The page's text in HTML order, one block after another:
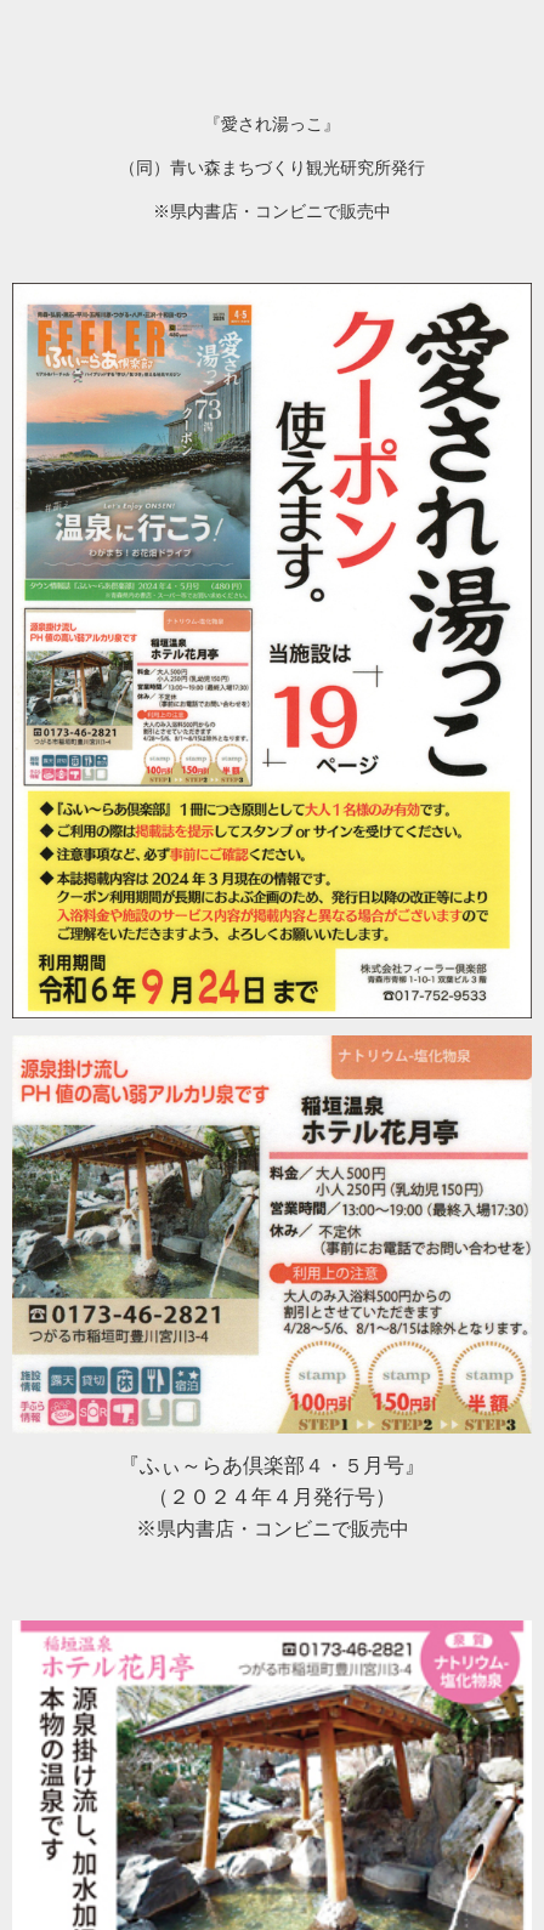
『愛され湯っこ』
（同）青い森まちづくり観光研究所発行
※県内書店・コンビニで販売中
『ふぃ～らあ倶楽部 ４・５ 月号』
（２０２４年４月発行号）
※県内書店・コンビニで販売中